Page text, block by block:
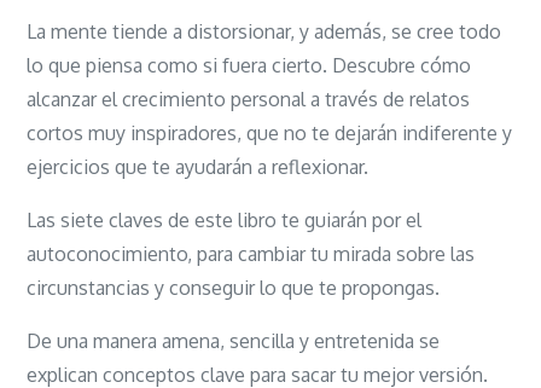
La mente tiende a distorsionar, y además, se cree todo
lo que piensa como si fuera cierto. Descubre cómo
alcanzar el crecimiento personal a través de relatos
cortos muy inspiradores, que no te dejarán indiferente y
ejercicios que te ayudarán a reflexionar.
Las siete claves de este libro te guiarán por el
autoconocimiento, para cambiar tu mirada sobre las
circunstancias y conseguir lo que te propongas.
De una manera amena, sencilla y entretenida se
explican conceptos clave para sacar tu mejor versión.